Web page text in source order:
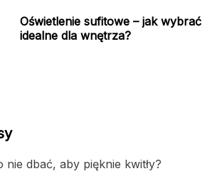
Oświetlenie sufitowe – jak wybrać
idealne dla wnętrza?
nie dbać, aby pięknie kwitły?